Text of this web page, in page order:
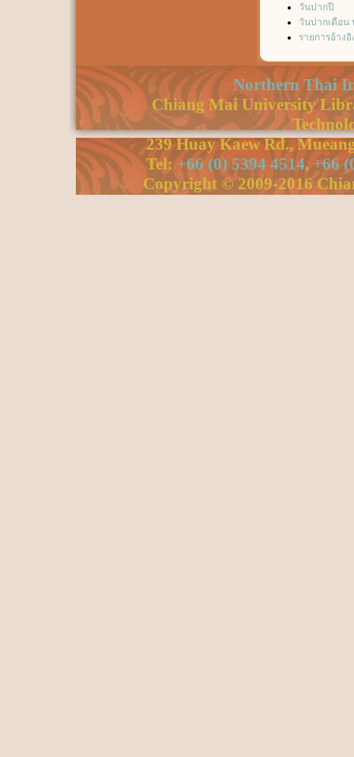
วันปากปี
วันปากเดือน
รายการอ้างอิ
Northern Thai
Chiang Mai University
239 Huay Kaew Rd.,
Tel:+66 (0) 5394 4514,+66
Copyright © 2009-2016